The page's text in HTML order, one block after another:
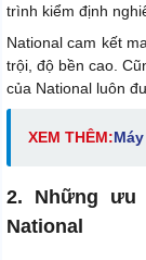
trình kiểm định
National cam kết
trội, độ bền cao.
của National luôn
XEM THÊM:
2. Những ưu
National